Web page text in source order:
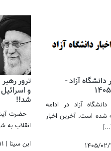
دانشگاه آزاد -
آزاد در ادامه
شده است. آخرین اخبار
۰۲/۲۵
ترور
و
شد!! ​​​​​​​
حضرت
انقلاب به
| ابن سینا